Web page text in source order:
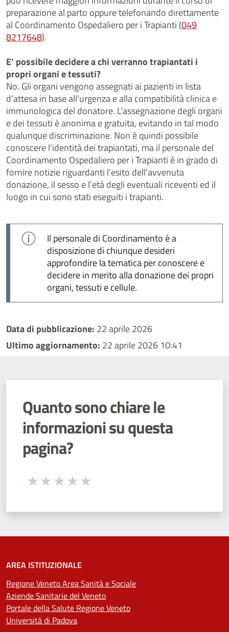
preparazione al parto oppure telefonando direttamente
al Coordinamento Ospedaliero per i Trapianti (049
8217648).
E’ possibile decidere a chi verranno trapiantati i
propri organi e tessuti?
No. Gli organi vengono assegnati ai pazienti in lista
d'attesa in base all'urgenza e alla compatibilità clinica e
immunologica del donatore. L’assegnazione degli organi
e dei tessuti è anonima e gratuita, evitando in tal modo
qualunque discriminazione. Non è quindi possibile
conoscere l’identità dei trapiantati, ma il personale del
Coordinamento Ospedaliero per i Trapianti è in grado di
fornire notizie riguardanti l’esito dell’avvenuta
donazione, il sesso e l’età degli eventuali riceventi ed il
luogo in cui sono stati eseguiti i trapianti.
Il personale di Coordinamento è a
disposizione di chiunque desideri
approfondire la tematica per conoscere e
decidere in merito alla donazione dei propri
organi, tessuti e cellule.
Data di pubblicazione: 22 aprile 2026
Ultimo aggiornamento: 22 aprile 2026 10:41
Quanto sono chiare le
informazioni su questa
pagina?
Seleziona una valutazione da 1 a 5 stelle
AREA ISTITUZIONALE
Regione Veneto Area Sanità e Sociale
Aziende Sanitarie del Veneto
Portale della Salute Regione Veneto
Università di Padova